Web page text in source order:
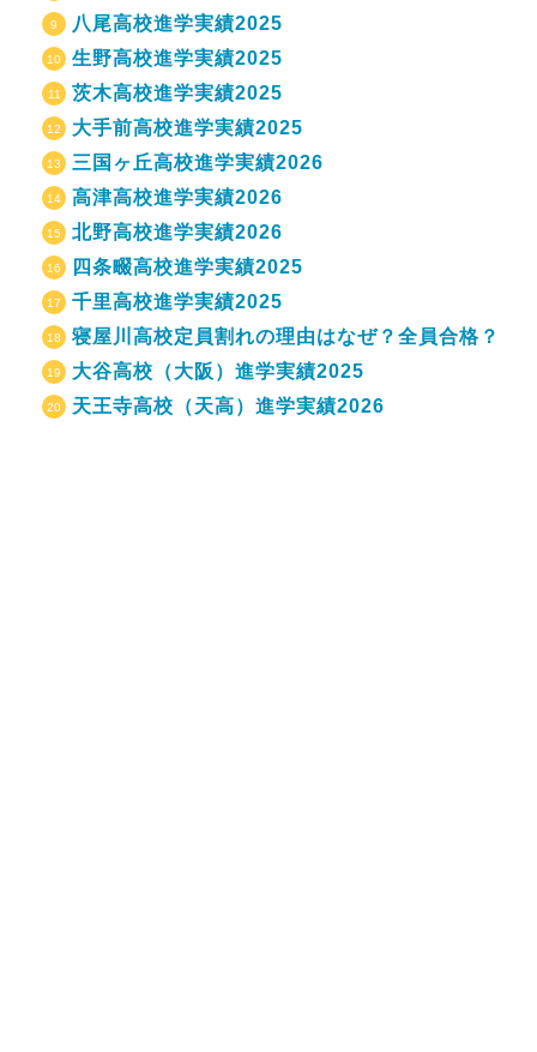
八尾高校進学実績2025
生野高校進学実績2025
茨木高校進学実績2025
大手前高校進学実績2025
三国ヶ丘高校進学実績2026
高津高校進学実績2026
北野高校進学実績2026
四条畷高校進学実績2025
千里高校進学実績2025
寝屋川高校定員割れの理由はなぜ？全員合格？
大谷高校（大阪）進学実績2025
天王寺高校（天高）進学実績2026